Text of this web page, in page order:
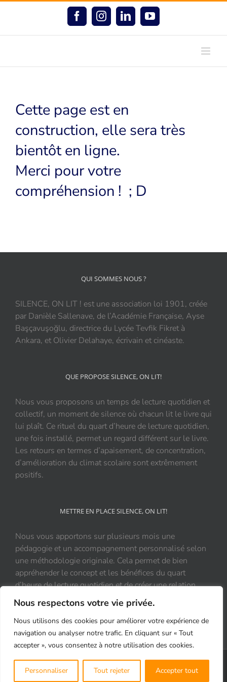
Nous respectons votre vie privée.
Nous utilisons des cookies pour améliorer votre expérience de
navigation ou analyser notre trafic. En cliquant sur « Tout
accepter », vous consentez à notre utilisation des cookies.
Personnaliser Tout rejeter Accepter tout
FacebookInstagramLinkedInYouTube
Cette page est en
construction, elle sera très
bientôt en ligne.
Merci pour votre
compréhension ! ; D
QUI SOMMES NOUS ?
SILENCE, ON LIT ! est une association loi 1901, créée
par Danièle Sallenave, de l’Académie Française, Ayse
Başçavuşoğlu, directrice du Lycée Tevfik Fikret à
Ankara, et Olivier Delahaye, écrivain et cinéaste.
QUE PROPOSE SILENCE, ON LIT!
Nous vous proposons un temps de lecture quotidien et
collectif, un moment de silence où chacun lit le livre qui
lui plaît. Ce rituel du quart d’heure de lecture quotidien,
une fois installé, permet un regard différent sur le livre.
Les retours en termes d’apaisement, de concentration,
d’amélioration du climat scolaire sont extrêmement
positifs.
METTRE EN PLACE SILENCE, ON LIT!
Nous vous apportons sur plusieurs mois une
pédagogie et un accompagnement personnalisé selon
une méthodologie originale. Cela permet de bien
appréhender le concept et les bénéfices du quart
d’heure de lecture quotidien et de créer une relation
durable et positive au livre.
Copyright 2021 Silence, On Lit! | Tous droits réservés |
|
Protection des données personnelles-RGPD